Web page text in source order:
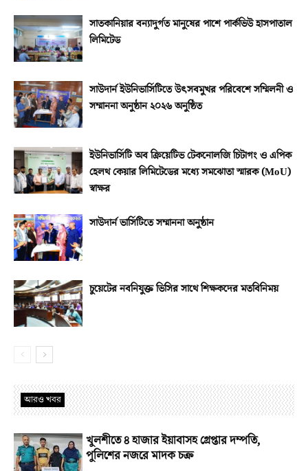
সাতকানিয়ার বন্যাদুর্গত মানুষের পাশে পার্কভিউ হাসপাতাল
লিমিটেড
সাউদার্ন ইউনিভার্সিটিতে উৎসবমুখর পরিবেশে সম্মিলনী ও
সম্মাননা অনুষ্ঠান ২০২৬ অনুষ্ঠিত
ইউনিভার্সিটি অব ক্রিয়েটিভ টেকনোলজি চিটাগং ও এপিক
হেলথ কেয়ার লিমিটেডের মধ্যে সমঝোতা স্মারক (MoU)
স্বাক্ষর
সাউদার্ন ভার্সিটিতে সম্মাননা অনুষ্ঠান
চুয়েটের নবনিযুক্ত ভিসির সাথে শিক্ষকদের মতবিনিময়
আরও খবর
খুলশীতে ৪ হাজার ইয়াবাসহ গ্রেপ্তার দম্পতি,
পুলিশের নজরে মাদক চক্র